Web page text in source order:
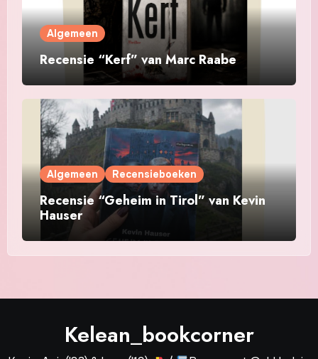
Algemeen
Recensie “Kerf” van Marc Raabe
Algemeen Recensieboeken
Recensie “Geheim in Tirol” van Kevin
Hauser
Kelean_bookcorner